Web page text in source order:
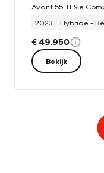
2023
Hybride -
€ 49.950
Bekijk